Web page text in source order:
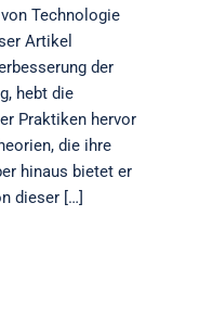
Technologie
Artikel
der
hebt die
Praktiken hervor
die ihre
hinaus bietet er
dieser […]